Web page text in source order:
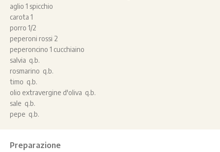
aglio 1 spicchio
carota 1
porro 1/2
peperoni rossi 2
peperoncino 1 cucchiaino
salvia q.b.
rosmarino q.b.
timo q.b.
olio extravergine d'oliva q.b.
sale q.b.
pepe q.b.
Preparazione